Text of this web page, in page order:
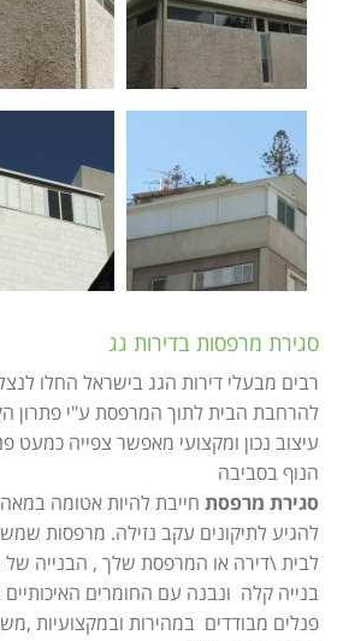
סגירת מרפסות בדירות גג
רבים מבעלי דירות הגג בישראל החלו
להרחבת הבית לתוך המרפסת ע"י
עיצוב נכון ומקצועי מאפשר צפייה כמעט
הנוף בסביבה
סגירת מרפסת חייבת להיות אטומה
להגיע לתיקונים עקב נזילה. מרפסות
לבית \דירה או המרפסת שלך , הבנייה
בנייה קלה ונבנה עם החומרים האיכותיים
פנלים מבודדים במהירות ובמקצועיות